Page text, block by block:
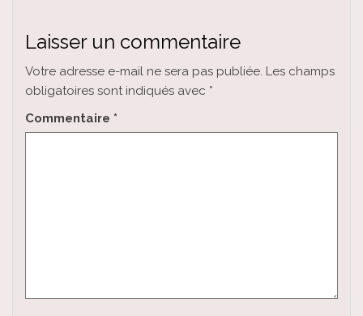
Laisser un commentaire
Votre adresse e-mail ne sera pas publiée. Les champs
obligatoires sont indiqués avec *
Commentaire *